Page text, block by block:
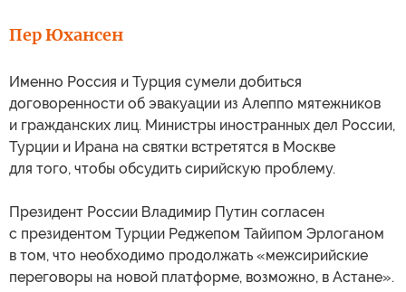
Пер Юхансен
Именно Россия и Турция сумели добиться
договоренности об эвакуации из Алеппо мятежников
и гражданских лиц. Министры иностранных дел России,
Турции и Ирана на святки встретятся в Москве
для того, чтобы обсудить сирийскую проблему.
Президент России Владимир Путин согласен
с президентом Турции Реджепом Тайипом Эрлоганом
в том, что необходимо продолжать «межсирийские
переговоры на новой платформе, возможно, в Астане».